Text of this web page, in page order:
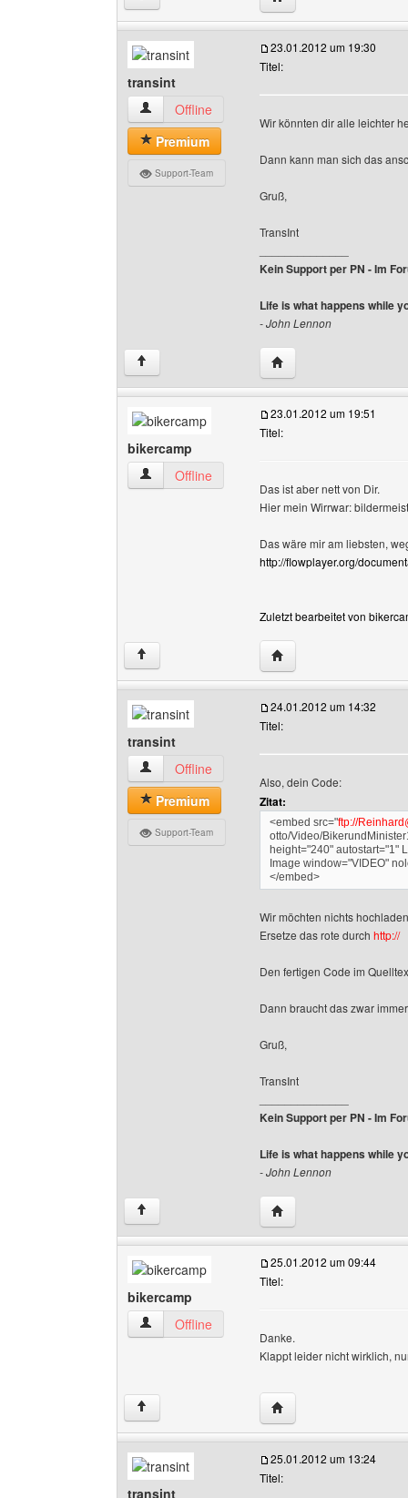
transint
transint Benutzer-Profile anzeigen
Offline
Premium
Support-Team
23.01.2012 um 19:30
Titel:
Wir könnten dir alle leichter
Dann kann man sich das
Gruß,
TransInt
Kein Support per PN - Im
Life is what happens while
- John Lennon
↑ Website dieses
bikercamp
bikercamp Benutzer-Profile anzeigen
Offline
23.01.2012 um 19:51
Titel:
Das ist aber nett von Dir.
Hier mein Wirrwar:
Das wäre mir am liebsten,
http://flowplayer.org/
Zuletzt bearbeitet von
↑ Website dieses
transint
transint Benutzer-Profile anzeigen
Offline
Premium
Support-Team
24.01.2012 um 14:32
Titel:
Also, dein Code:
Zitat:
<embed src="ftp://
otto/Video/
height="240" autostart="1"
Image window="VIDEO"
</embed>
Wir möchten nichts
Ersetze das rote durch http://
Den fertigen Code im
Dann braucht das zwar
Gruß,
TransInt
Kein Support per PN - Im
Life is what happens while
- John Lennon
↑ Website dieses
bikercamp
bikercamp Benutzer-Profile anzeigen
Offline
25.01.2012 um 09:44
Titel:
Danke.
Klappt leider nicht wirklich,
↑ Website dieses
transint
25.01.2012 um 13:24
Titel: